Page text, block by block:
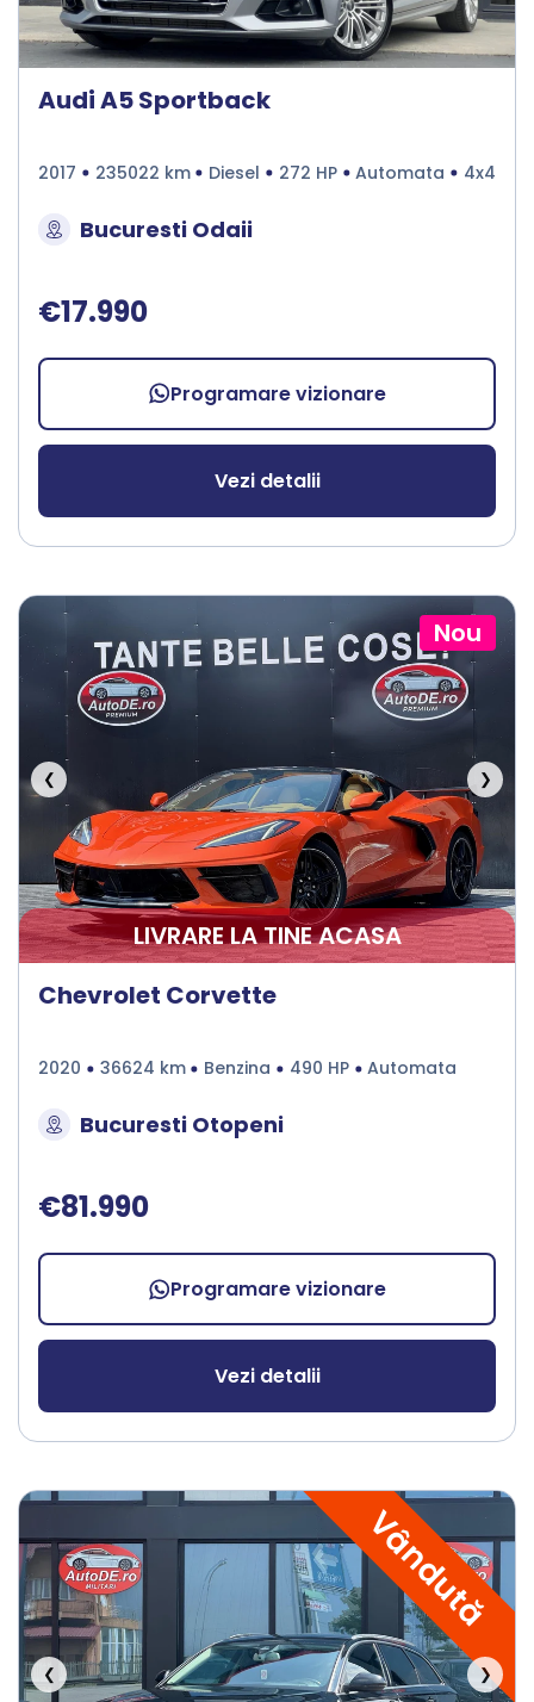
Audi A5 Sportback
2017 235022 km Diesel 272 HP Automata 4x4
Bucuresti Odaii
€17.990
Programare vizionare
Vezi detalii
Nou
❮ ❯
LIVRARE LA TINE ACASA
Chevrolet Corvette
2020 36624 km Benzina 490 HP Automata
Bucuresti Otopeni
€81.990
Programare vizionare
Vezi detalii
Vândută
❮ ❯